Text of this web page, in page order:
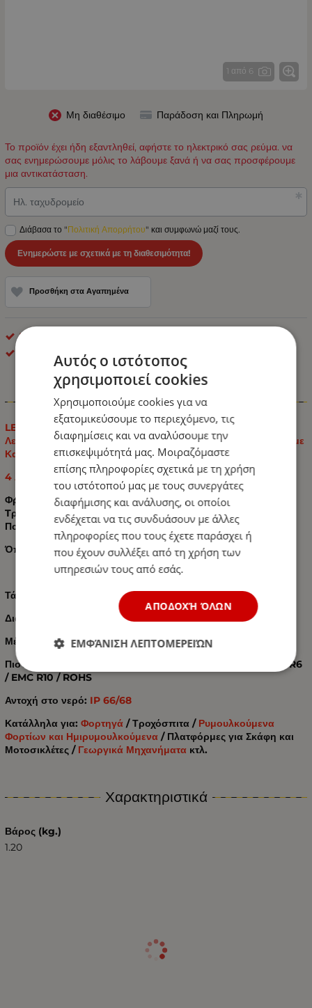
1 από 6
Μη διαθέσιμο Παράδοση και Πληρωμή
Το προϊόν έχει ήδη εξαντληθεί, αφήστε το ηλεκτρικό σας ρεύμα. να
σας ενημερώσουμε μόλις το λάβουμε ξανά ή να σας προσφέρουμε
μια αντικατάσταση.
Ηλ. ταχυδρομείο
Διάβασα το "Πολιτική Απορρήτου" και συμφωνώ μαζί τους.
Ενημερώστε με σχετικά με τη διαθεσιμότητα!
Προσθήκη στα Αγαπημένα
LED Οπίσθιοι Φανοί
Πληροφορίες
LED Е-Мark Φανός Οπίσθιος Φιμέ Τζάμι ΝΕΟΝ 12V / 24V 4
Λειτουργίες Φρένων - Tρεχούμενο φλας - Πορείας - Όπισθεν με
Καλώδιο Ø13cm - 2 Χρόνια Εγγύηση
4 λειτουργίες:
Φρένων
Tρεχούμενο φλας
Πορείας
Όπισθεν
Τάση:
Διαστάσεις: 130mm / 30mm
Μέγεθος του καλωδίου σύνδεσης: 2000mm
Πιστοποιητικό σήματος E: E9 3R02 / 17 23099 00 / ECE R7 R6
/ EMC R10 / ROHS
Αντοχή στο νερό: IP 66/68
Κατάλληλα για: Φορτηγά / Τροχόσπιτα / Ρυμουλκούμενα
Φορτίων και Ημιρυμουλκούμενα / Πλατφόρμες για Σκάφη και
Μοτοσικλέτες / Γεωργικά Μηχανήματα κτλ.
Χαρακτηριστικά
Βάρος (kg.)
1.20
Αυτός ο ιστότοπος
χρησιμοποιεί cookies
Χρησιμοποιούμε cookies για να
εξατομικεύσουμε το περιεχόμενο, τις
διαφημίσεις και να αναλύσουμε την
επισκεψιμότητά μας. Μοιραζόμαστε
επίσης πληροφορίες σχετικά με τη χρήση
του ιστότοπού μας με τους συνεργάτες
διαφήμισης και ανάλυσης, οι οποίοι
ενδέχεται να τις συνδυάσουν με άλλες
πληροφορίες που τους έχετε παράσχει ή
που έχουν συλλέξει από τη χρήση των
υπηρεσιών τους από εσάς.
ΑΠΟΔΟΧΉ ΌΛΩΝ
ΕΜΦΆΝΙΣΗ ΛΕΠΤΟΜΕΡΕΙΏΝ